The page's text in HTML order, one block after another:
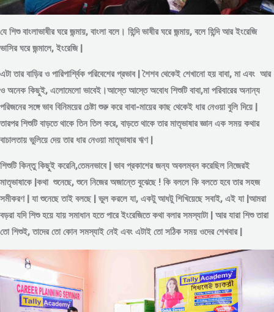
যে শিশু বাংলাভাষীর ঘরে জন্মায়, বাংলা বলে। হিন্দি ভাষীর ঘরে জন্মায়, বলে হিন্দি আর ইংরেজি
ভাসির ঘরে জন্মালে, ইংরেজি |
এটা তার বাড়ির ও পারিপার্শ্বিক পরিবেশের প্রভাব | শৈশব থেকেই শেখানো হয় বাবা, মা এবং আর
ও অনেক কিছুই, এলোমেলো ভাবেই।আস্তে আস্তে অবোধ শিশুটি বাবা,মা পরিবারের অনান্য
পরিজনের সঙ্গে ভাব বিনিময়ের চেষ্টা শুরু করে বাবা-মায়ের কাছ থেকেই ধার নেওয়া বুলি দিয়ে |
তারপর শিশুটি বাড়তে থাকে তিন তিল করে, বাড়তে থাকে তার মাতৃভাষার জ্ঞান এক সময় কথার
বাচালতায় ভুলিয়ে দেয় তার ধার নেওয়া মাতৃভাষার ঋণ |
শিশুটি কিন্তু কিছুই করেনি,তেমনভাবে | ভাব প্রকাশের জন্য অবলম্বন করেছিল নিজেরই
মাতৃভাষাকে |কথা শুনেছে, শুনে নিজের অজান্তে বুঝেছে ! কি বললে কি বলতে হবে তার সহজ
সমীকরণ | যা শুনেছে তাই বলছে | ভুল করলে যা, একটু আধটু শিখিয়েছে সবাই, এই যা |আমরা
বড়রা যদি শিশু হয়ে যায় সমাধান হতে পারে ইংরেজিতে কথা বলার সমস্যাটা | আর যারা শিশু তারা
তো শিশুই, তাদের তো কোন সমস্যাই নেই এবং এটাই তো সঠিক সময় ওদের শেখবার |